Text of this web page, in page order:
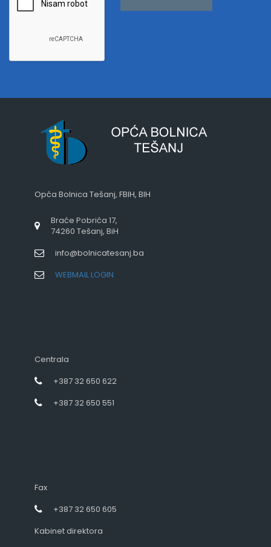
Opća Bolnica Tešanj, FBIH, BIH
Braće Pobrića 17,
74260 Tešanj, BiH
info@bolnicatesanj.ba
WEBMAIL LOGIN
Centrala
+387 32 650 622
+387 32 650 551
Fax
+387 32 650 605
Kabinet direktora